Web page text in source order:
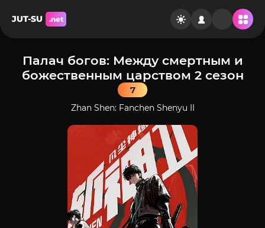
JUT-SU .net
Палач богов: Между смертным и
божественным царством 2 сезон
7
Zhan Shen: Fanchen Shenyu II